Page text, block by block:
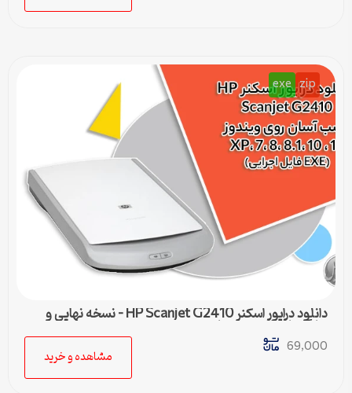
zip
exe
دانلود درایور اسکنر HP Scanjet G2410 – نسخه نهایی و
سازگار با تمام ویندوزها
69,000
مشاهده و خرید